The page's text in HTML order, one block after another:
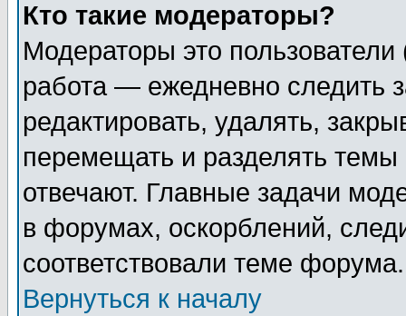
Кто такие модераторы?
Модераторы это
работа — ежедневно следить
редактировать, удалять,
перемещать и разделять
отвечают. Главные задачи
в форумах, оскорблений,
соответствовали теме форума.
Вернуться к началу